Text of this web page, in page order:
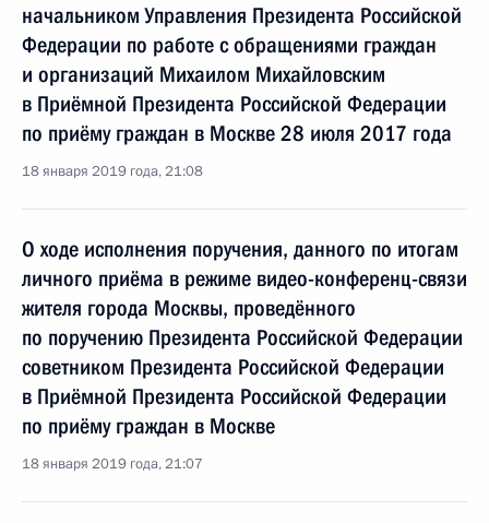
начальником Управления Президента Российской
Федерации по работе с обращениями граждан
и организаций Михаилом Михайловским
в Приёмной Президента Российской Федерации
по приёму граждан в Москве 28 июля 2017 года
18 января 2019 года, 21:08
О ходе исполнения поручения, данного по итогам
личного приёма в режиме видео-конференц-связи
жителя города Москвы, проведённого
по поручению Президента Российской Федерации
советником Президента Российской Федерации
в Приёмной Президента Российской Федерации
по приёму граждан в Москве
18 января 2019 года, 21:07